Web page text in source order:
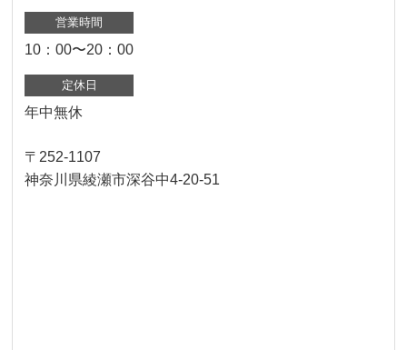
営業時間
10：00〜20：00
定休日
年中無休
〒252-1107
神奈川県綾瀬市深谷中4-20-51